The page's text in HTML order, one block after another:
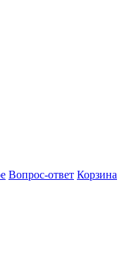
Вопрос-ответ Корзина